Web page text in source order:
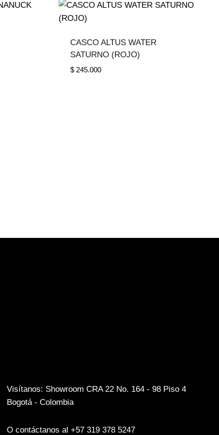
CASCO ALTUS WATER
SATURNO (ROJO)
$ 245.000
Visítanos: Showroom CRA 22 No. 164 - 98 Piso 4
Bogotá - Colombia
O contáctanos al +57 319 378 5247